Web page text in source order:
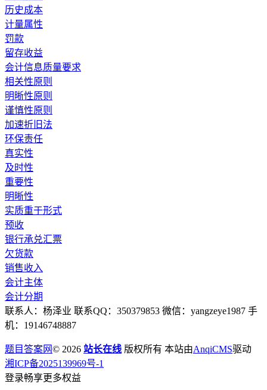
历史成本
计量属性
罚款
留存收益
会计信息质量要求
相关性原则
明晰性原则
谨慎性原则
加速折旧法
环保责任
真实性
及时性
重要性
明晰性
实质重于形式
预收
银行承兑汇票
欠货款
销售收入
会计主体
会计分期
联系人：杨泽业 联系QQ：350379853 微信：yangzeye1987 手
机：19146748887
题目答案网© 2026 站长在线 版权所有 本站由AnqiCMS驱动
湘ICP备2025139969号-1
登录畅享更多权益